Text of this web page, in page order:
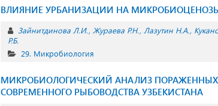
ВЛИЯНИЕ УРБАНИЗАЦИИ НА
Зайнитдинова Л.И. Жураева Р.Н. Лазутин Н.А.
Р.Б.
29. Микробиология
МИКРОБИОЛОГИЧЕСКИЙ АНАЛИЗ
СОВРЕМЕННОГО РЫБОВОДСТВА УЗБЕКИСТАНА